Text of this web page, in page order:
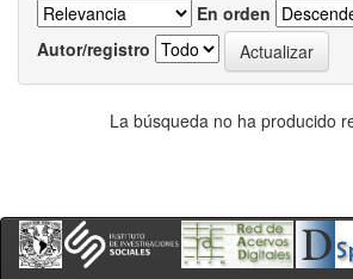
En orden
Autor/registro
La búsqueda no ha producido